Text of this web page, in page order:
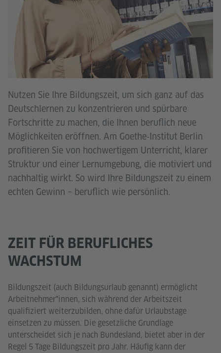
Nutzen Sie Ihre Bildungszeit, um sich ganz auf das
Deutschlernen zu konzentrieren und spürbare
Fortschritte zu machen, die Ihnen beruflich neue
Möglichkeiten eröffnen. Am Goethe‑Institut Berlin
profitieren Sie von hochwertigem Unterricht, klarer
Struktur und einer Lernumgebung, die motiviert und
nachhaltig wirkt. So wird Ihre Bildungszeit zu einem
echten Gewinn – beruflich wie persönlich.
ZEIT FÜR BERUFLICHES
WACHSTUM
Bildungszeit (auch Bildungsurlaub genannt) ermöglicht
Arbeitnehmer*innen, sich während der Arbeitszeit
qualifiziert weiterzubilden, ohne dafür Urlaubstage
einsetzen zu müssen. Die gesetzliche Grundlage
unterscheidet sich je nach Bundesland, bietet aber in der
Regel 5 Tage Bildungszeit pro Jahr. Häufig kann der